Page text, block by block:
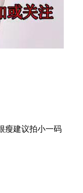
瘦建议拍小一码